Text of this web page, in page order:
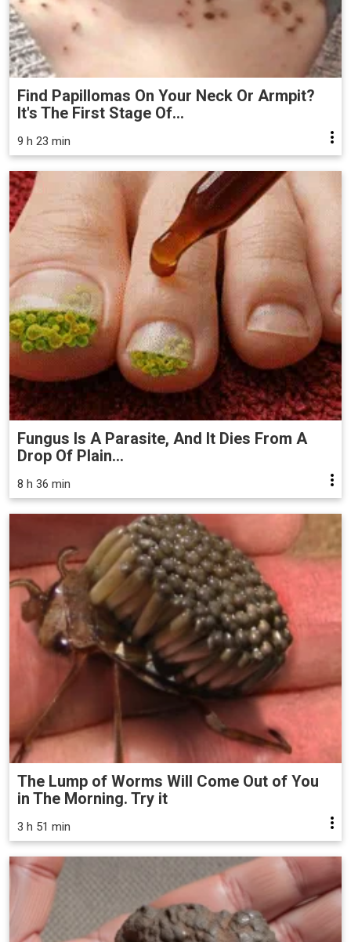
Find Papillomas On Your Neck Or Armpit?
It's The First Stage Of...
9 h 23 min
Fungus Is A Parasite, And It Dies From A
Drop Of Plain...
8 h 36 min
The Lump of Worms Will Come Out of You
in The Morning. Try it
3 h 51 min